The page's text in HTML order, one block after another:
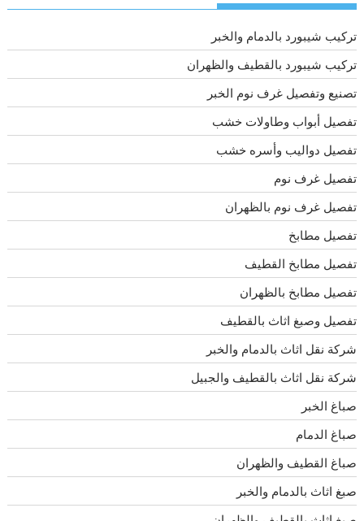
تركيب شيبورد بالدمام والخبر
تركيب شيبورد بالقطيف والظهران
تصنيع وتفصيل غرف نوم الخبر
تفصيل أبواب وطاولات خشب
تفصيل دواليب وأسره خشب
تفصيل غرف نوم
تفصيل غرف نوم بالظهران
تفصيل مطابخ
تفصيل مطابخ القطيف
تفصيل مطابخ بالظهران
تفصيل وصبغ اثاث بالقطيف
شركة نقل اثاث بالدمام والخبر
شركة نقل اثاث بالقطيف والجبيل
صباغ الخبر
صباغ الدمام
صباغ القطيف والظهران
صبغ اثاث بالدمام والخبر